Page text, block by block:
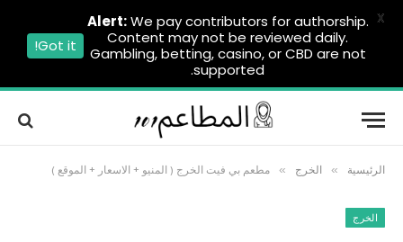
الرئيسية » الخرج » مطعم بي فيت الخرج ( المنيو + الاسعار + الموقع )
الخرج
Alert:We pay contributors for authorship.
Content may not be reviewed daily.
Gambling, betting, casino, or CBD are not
supported.
Got it!
X